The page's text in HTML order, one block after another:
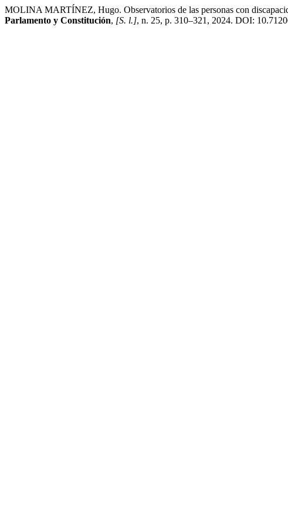
MOLINA MARTÍNEZ, Hugo. Observatorios de las personas con
Parlamento y Constitución, [S. l.], n. 25, p. 310–321, 2024. DOI: